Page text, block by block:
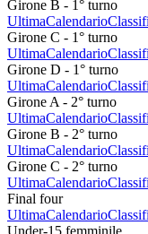
Girone B - 1° turno
UltimaCalendario
Girone C - 1° turno
UltimaCalendario
Girone D - 1° turno
UltimaCalendario
Girone A - 2° turno
UltimaCalendario
Girone B - 2° turno
UltimaCalendario
Girone C - 2° turno
UltimaCalendario
Final four
UltimaCalendario
Under-15 femminile